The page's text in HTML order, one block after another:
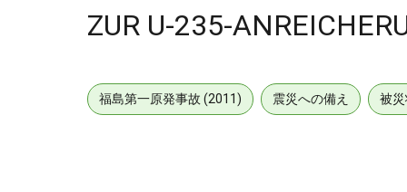
ZUR U-235-
福島第一原発事故 (2011) 震災への備え 被災